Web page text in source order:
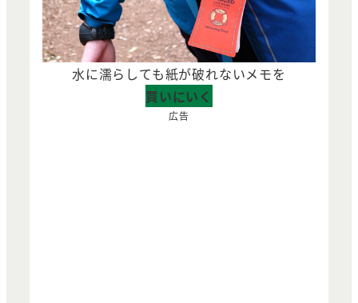
水に濡らしても紙が破れないメモを
買いにいく
広告